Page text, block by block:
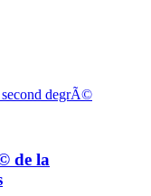
degrÃ©
de la